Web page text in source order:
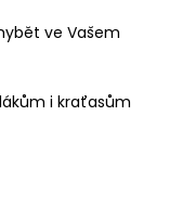
ve Vašem
i kraťasům